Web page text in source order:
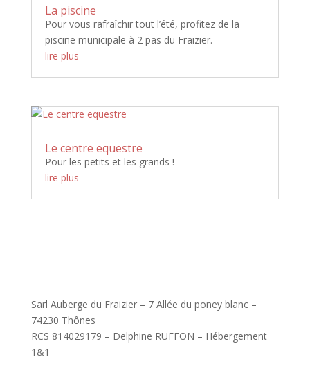
La piscine
Pour vous rafraîchir tout l’été, profitez de la
piscine municipale à 2 pas du Fraizier.
lire plus
Le centre equestre
Pour les petits et les grands !
lire plus
Sarl Auberge du Fraizier – 7 Allée du poney blanc –
74230 Thônes
RCS 814029179 – Delphine RUFFON – Hébergement
1&1